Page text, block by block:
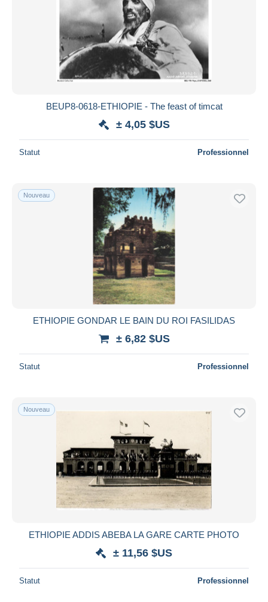
BEUP8-0618-ETHIOPIE - The feast of timcat
± 4,05 $US
Statut Professionnel
Nouveau
ETHIOPIE GONDAR LE BAIN DU ROI FASILIDAS
± 6,82 $US
Statut Professionnel
Nouveau
ETHIOPIE ADDIS ABEBA LA GARE CARTE PHOTO
± 11,56 $US
Statut Professionnel